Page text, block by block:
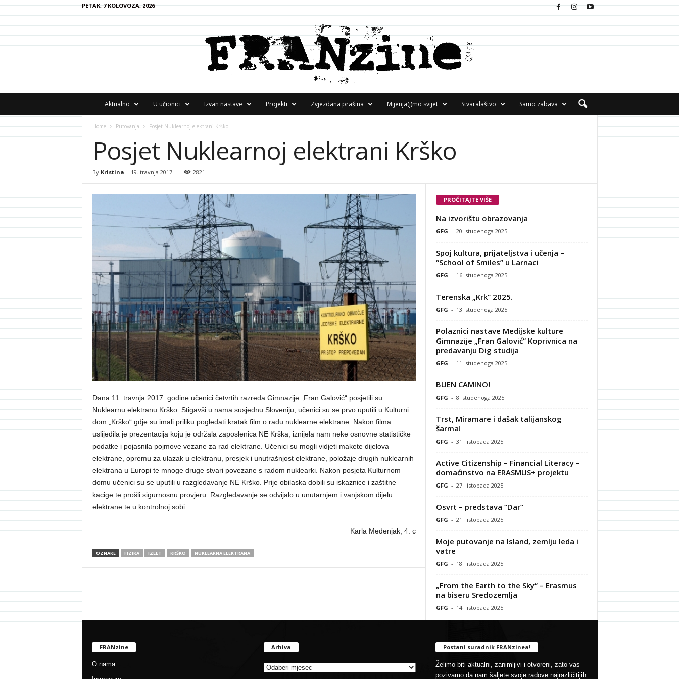
PETAK, 7 KOLOVOZA, 2026
A
Aktualno U učionici Izvan nastave Projekti Zvjezdana prašina Mijenja(j)mo svijet Stvaralaštvo Samo zabava
Home Putovanja Posjet Nuklearnoj elektrani Krško
Posjet Nuklearnoj elektrani Krško
By Kristina - 19. travnja 2017. 2821
Dana 11. travnja 2017. godine učenici četvrtih razreda Gimnazije „Fran Galović“ posjetili su
Nuklearnu elektranu Krško. Stigavši u nama susjednu Sloveniju, učenici su se prvo uputili u Kulturni
dom „Krško“ gdje su imali priliku pogledati kratak film o radu nuklearne elektrane. Nakon filma
uslijedila je prezentacija koju je održala zaposlenica NE Krška, iznijela nam neke osnovne statističke
podatke i pojasnila pojmove vezane za rad elektrane. Učenici su mogli vidjeti makete dijelova
elektrane, opremu za ulazak u elektranu, presjek i unutrašnjost elektrane, položaje drugih nuklearnih
elektrana u Europi te mnoge druge stvari povezane s radom nuklearki. Nakon posjeta Kulturnom
domu učenici su se uputili u razgledavanje NE Krško. Prije obilaska dobili su iskaznice i zaštitne
kacige te prošli sigurnosnu provjeru. Razgledavanje se odvijalo u unutarnjem i vanjskom dijelu
elektrane te u kontrolnoj sobi.
Karla Medenjak, 4. c
OZNAKE FIZIKA IZLET KRŠKO NUKLEARNA ELEKTRANA
PROČITAJTE VIŠE
Na izvorištu obrazovanja
GFG - 20. studenoga 2025.
Spoj kultura, prijateljstva i učenja –
“School of Smiles” u Larnaci
GFG - 16. studenoga 2025.
Terenska „Krk“ 2025.
GFG - 13. studenoga 2025.
Polaznici nastave Medijske kulture
Gimnazije „Fran Galović“ Koprivnica na
predavanju Dig studija
GFG - 11. studenoga 2025.
BUEN CAMINO!
GFG - 8. studenoga 2025.
Trst, Miramare i dašak talijanskog
šarma!
GFG - 31. listopada 2025.
Active Citizenship – Financial Literacy –
domaćinstvo na ERASMUS+ projektu
GFG - 27. listopada 2025.
Osvrt – predstava “Dar”
GFG - 21. listopada 2025.
Moje putovanje na Island, zemlju leda i
vatre
GFG - 18. listopada 2025.
„From the Earth to the Sky“ – Erasmus
na biseru Sredozemlja
GFG - 14. listopada 2025.
FRANzine
O nama
Arhiva Postani suradnik FRANzinea!
Želimo biti aktualni, zanimljivi i otvoreni, zato vas
pozivamo da nam šaljete svoje radove najrazličitijih